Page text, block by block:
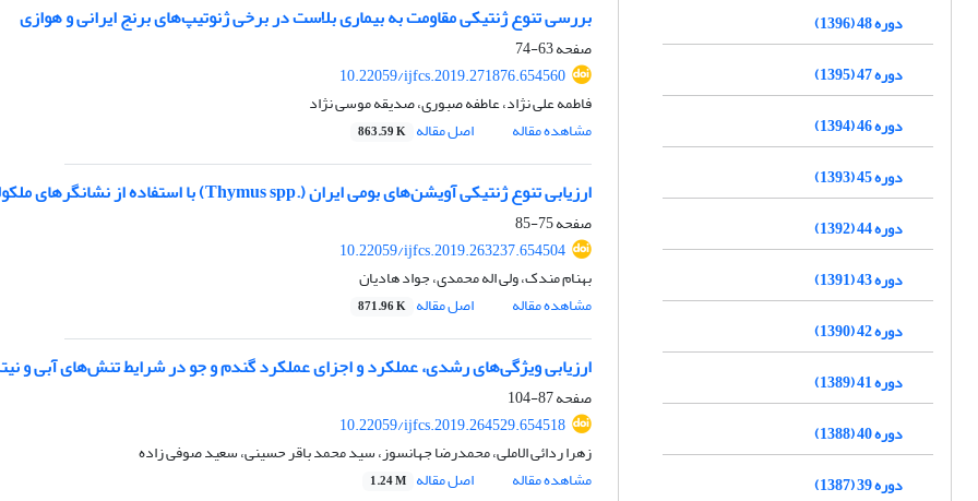
بررسی تنوع ژنتیکی مقاومت به بیماری بلاست در برخی ژنوتیپ‌های برنج ایرانی و هوازی
صفحه63-74
10.22059/ijfcs.2019.271876.654560
فاطمه علی نژاد، عاطفه صبوری، صدیقه موسی نژاد
مشاهده مقاله
اصل مقاله 863.59 K
ارزیابی تنوع ژنتیکی آویشن‌های بومی ایران (.Thymus spp) با استفاده از نشانگرهای ملکولی ISSR
صفحه75-85
10.22059/ijfcs.2019.263237.654504
بهنام مندک، ولی اله محمدی، جواد هادیان
مشاهده مقاله
اصل مقاله 871.96 K
ارزیابی ویژگی‌های رشدی، عملکرد و اجزای عملکرد گندم و جو در شرایط تنش‌‌های آبی و
صفحه87-104
10.22059/ijfcs.2019.264529.654518
زهرا ردائی الاملی، محمدرضا جهانسوز، سید محمد باقر حسینی، سعید صوفی زاده
مشاهده مقاله
اصل مقاله 1.24 M
دوره 48 (1396)
دوره 47 (1395)
دوره 46 (1394)
دوره 45 (1393)
دوره 44 (1392)
دوره 43 (1391)
دوره 42 (1390)
دوره 41 (1389)
دوره 40 (1388)
دوره 39 (1387)